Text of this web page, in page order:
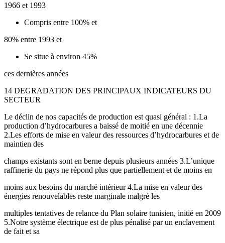
1966 et 1993
Compris entre 100% et
80% entre 1993 et
Se situe à environ 45%
ces dernières années
14 DEGRADATION DES PRINCIPAUX INDICATEURS DU
SECTEUR
Le déclin de nos capacités de production est quasi général : 1.La
production d’hydrocarbures a baissé de moitié en une décennie
2.Les efforts de mise en valeur des ressources d’hydrocarbures et de
maintien des
champs existants sont en berne depuis plusieurs années 3.L’unique
raffinerie du pays ne répond plus que partiellement et de moins en
moins aux besoins du marché intérieur 4.La mise en valeur des
énergies renouvelables reste marginale malgré les
multiples tentatives de relance du Plan solaire tunisien, initié en 2009
5.Notre système électrique est de plus pénalisé par un enclavement
de fait et sa